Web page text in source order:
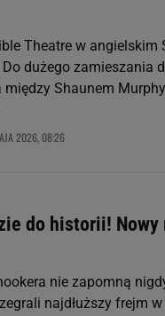
Theatre w
dużego zamieszania
Shaunem
2026, 08:26
do historii! Nowy
nie zapomną
najdłuższy frejm